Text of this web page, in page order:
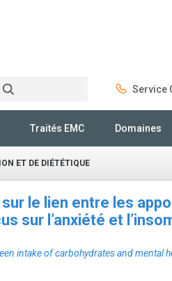
Service
Traités EMC Domaines
ET DE DIÉTÉTIQUE
le lien entre les
sur l’anxiété et
intake of carbohydrates and mental